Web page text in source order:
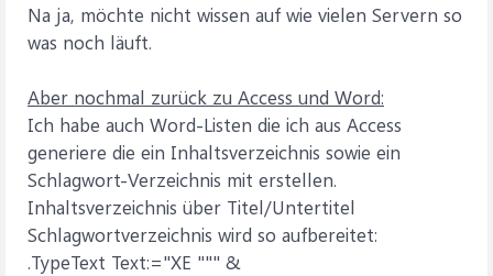
Na ja, möchte nicht wissen auf wie vielen Servern so
was noch läuft.
Aber nochmal zurück zu Access und Word:
Ich habe auch Word-Listen die ich aus Access
generiere die ein Inhaltsverzeichnis sowie ein
Schlagwort-Verzeichnis mit erstellen.
Inhaltsverzeichnis über Titel/Untertitel
Schlagwortverzeichnis wird so aufbereitet:
.TypeText Text:="XE """ &